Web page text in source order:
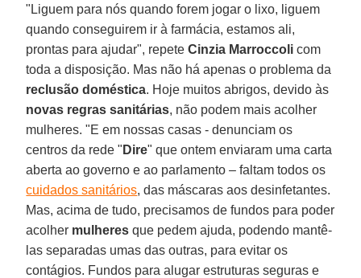
"Liguem para nós quando forem jogar o lixo, liguem
quando conseguirem ir à farmácia, estamos ali,
prontas para ajudar", repeteCinzia Marroccoli com
toda a disposição. Mas não há apenas o problema da
reclusão doméstica. Hoje muitos abrigos, devido às
novas regras sanitárias, não podem mais acolher
mulheres. "E em nossas casas - denunciam os
centros da rede " Dire" que ontem enviaram uma carta
aberta ao governo e ao parlamento – faltam todos os
cuidados sanitários, das máscaras aos desinfetantes.
Mas, acima de tudo, precisamos de fundos para poder
acolher mulheres que pedem ajuda, podendo mantê-
las separadas umas das outras, para evitar os
contágios. Fundos para alugar estruturas seguras e